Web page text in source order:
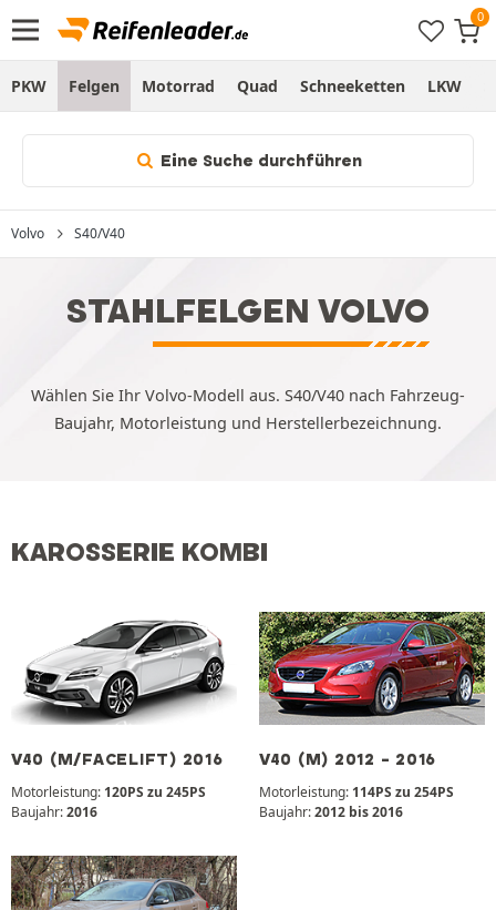
PKW Felgen Motorrad Quad Schneeketten LKW
Eine Suche durchführen
Volvo S40/V40
STAHLFELGEN VOLVO
Wählen Sie Ihr Volvo-Modell aus. S40/V40 nach Fahrzeug-
Baujahr, Motorleistung und Herstellerbezeichnung.
KAROSSERIE KOMBI
V40 (M/FACELIFT) 2016
Motorleistung: 120PS zu 245PS
Baujahr:2016
V40 (M) 2012 - 2016
Motorleistung: 114PS zu 254PS
Baujahr:2012 bis 2016